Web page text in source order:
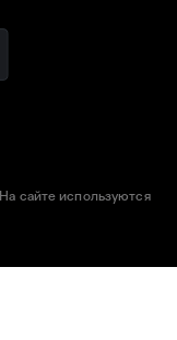
На сайте используются